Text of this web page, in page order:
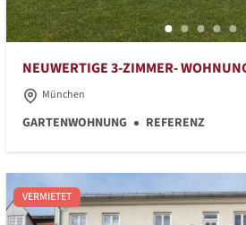
NEUWERTIGE 3-ZIMMER-
SÜDGARTEN
München
GARTENWOHNUNG REFERENZ
VERMIETET